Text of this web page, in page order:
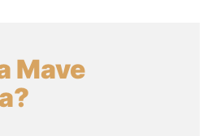
Mave